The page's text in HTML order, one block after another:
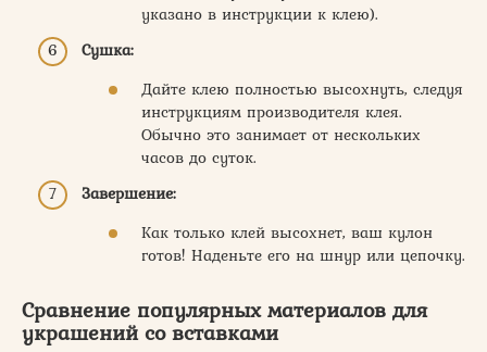
указано в инструкции к клею).
Сушка:
Дайте клею полностью высохнуть, следуя
инструкциям производителя клея.
Обычно это занимает от нескольких
часов до суток.
Завершение:
Как только клей высохнет, ваш кулон
готов! Наденьте его на шнур или цепочку.
Сравнение популярных материалов для
украшенийсовставками